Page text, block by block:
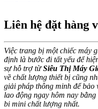
Liên hệ đặt hàng
Việc trang bị một chiếc máy
định là bước đi tất yếu để
sự hỗ trợ từSiêu Thị Máy
về chất lượng thiết bị cũng
giải pháp thông minh để bảo
lao động ngay hôm nay
bi mini chất lượng nhất.